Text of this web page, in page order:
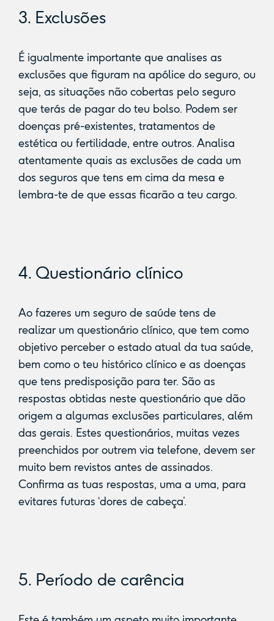
3. Exclusões
É igualmente importante que analises as
exclusões que figuram na apólice do seguro, ou
seja, as situações não cobertas pelo seguro
que terás de pagar do teu bolso. Podem ser
doenças pré-existentes, tratamentos de
estética ou fertilidade, entre outros. Analisa
atentamente quais as exclusões de cada um
dos seguros que tens em cima da mesa e
lembra-te de que essas ficarão a teu cargo.
4. Questionário clínico
Ao fazeres um seguro de saúde tens de
realizar um questionário clínico, que tem como
objetivo perceber o estado atual da tua saúde,
bem como o teu histórico clínico e as doenças
que tens predisposição para ter. São as
respostas obtidas neste questionário que dão
origem a algumas exclusões particulares, além
das gerais. Estes questionários, muitas vezes
preenchidos por outrem via telefone, devem ser
muito bem revistos antes de assinados.
Confirma as tuas respostas, uma a uma, para
evitares futuras ‘dores de cabeça’.
5. Período de carência